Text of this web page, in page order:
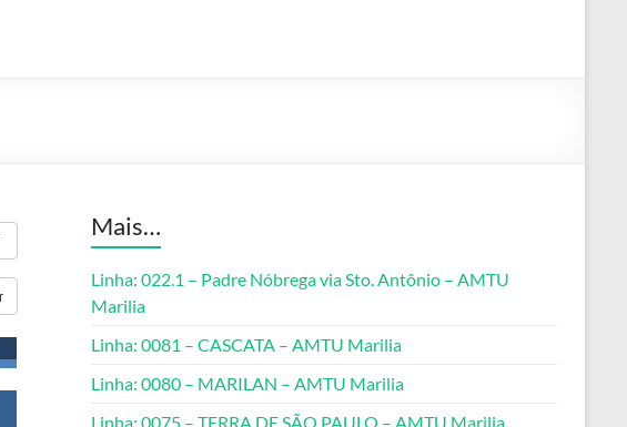
Mais…
Linha: 022.1 – Padre Nóbrega via Sto. Antônio – AMTU
Marilia
Linha: 0081 – CASCATA – AMTU Marilia
Linha: 0080 – MARILAN – AMTU Marilia
Linha: 0075 – TERRA DE SÃO PAULO – AMTU Marilia